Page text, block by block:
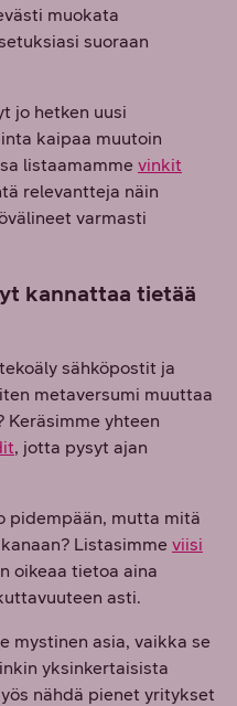
muokata
suoraan
jo hetken uusi
kaipaa muutoin
listaamamme vinkit
relevantteja näin
varmasti
kannattaa tietää
sähköpostit ja
metaversumi muuttaa
Keräsimme yhteen
, jotta pysyt ajan
pidempään, mutta mitä
Listasimme viisi
oikeaa tietoa aina
asti.
mystinen asia, vaikka se
yksinkertaisista
nähdä pienet yritykset